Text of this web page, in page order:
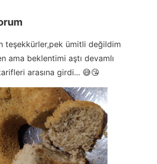
teşekkürler,pek ümitli değildim
ama beklentimi aştı devamlı
arasına girdi... 😅😘